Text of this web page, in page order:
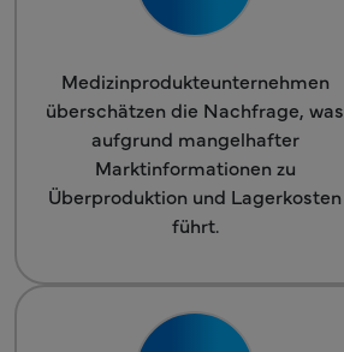
Medizinprodukteunternehmen
überschätzen die Nachfrage, was
aufgrund mangelhafter
Marktinformationen zu
Überproduktion und Lagerkosten
führt.